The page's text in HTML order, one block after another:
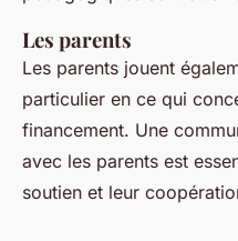
Les parents
Les parents jouent
particulier en ce qui
financement. Une
avec les parents est
soutien et leur